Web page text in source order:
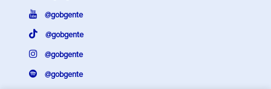
@gobgente
@gobgente
@gobgente
@gobgente